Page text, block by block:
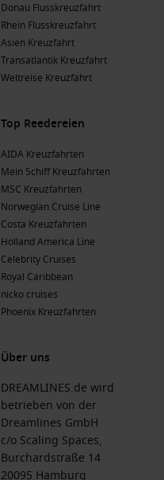
Donau Flusskreuzfahrt
Rhein Flusskreuzfahrt
Asien Kreuzfahrt
Transatlantik Kreuzfahrt
Weltreise Kreuzfahrt
Top Reedereien
AIDA Kreuzfahrten
Mein Schiff Kreuzfahrten
MSC Kreuzfahrten
Norwegian Cruise Line
Costa Kreuzfahrten
Holland America Line
Celebrity Cruises
Royal Caribbean
nicko cruises
Phoenix Kreuzfahrten
Über uns
DREAMLINES.de wird
betrieben von der
Dreamlines GmbH
c/o Scaling Spaces,
Burchardstraße 14
20095 Hamburg